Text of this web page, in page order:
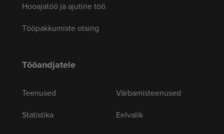
Hooajatöö ja ajutine töö
Tööpakkumiste otsing
Tööandjatele
Teenused
Statistika
Värbamisteenused
Eelvalik